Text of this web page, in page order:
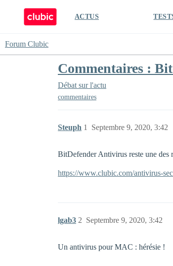
ACTUS
Forum Clubic
Commentaires :
Débat sur l'actu
commentaires
Steuph Septembre 9, 2020, 3:42
1
BitDefender Antivirus reste une des
https://www.clubic.com/antivirus-
lgab3 Septembre 9, 2020, 3:42
2
Un antivirus pour MAC : hérésie !